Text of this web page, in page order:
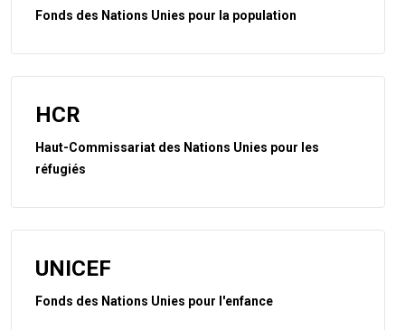
Fonds des Nations Unies pour la population
HCR
Haut-Commissariat des Nations Unies pour les
réfugiés
UNICEF
Fonds des Nations Unies pour l'enfance